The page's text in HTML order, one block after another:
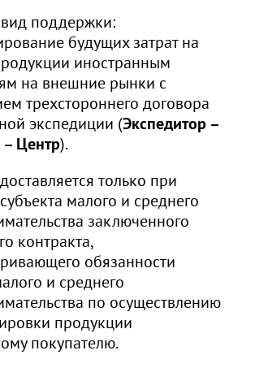
поддержки:
будущих затрат на
иностранным
на внешние рынки с
трехстороннего договора
экспедиции (Экспедитор –
– Центр).
только при
малого и среднего
заключенного
контракта,
обязанности
и среднего
по осуществлению
продукции
покупателю.